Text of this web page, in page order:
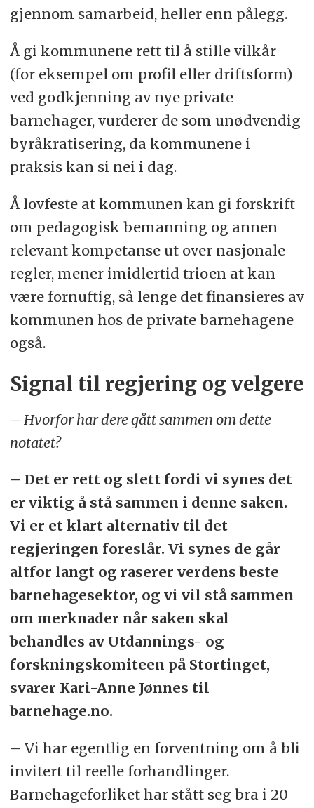
gjennom samarbeid, heller enn pålegg.
Å gi kommunene rett til å stille vilkår
(for eksempel om profil eller driftsform)
ved godkjenning av nye private
barnehager, vurderer de som unødvendig
byråkratisering, da kommunene i
praksis kan si nei i dag.
Å lovfeste at kommunen kan gi forskrift
om pedagogisk bemanning og annen
relevant kompetanse ut over nasjonale
regler, mener imidlertid trioen at kan
være fornuftig, så lenge det finansieres av
kommunen hos de private barnehagene
også.
Signal til regjering og velgere
– Hvorfor har dere gått sammen om dette
notatet?
– Det er rett og slett fordi vi synes det
er viktig å stå sammen i denne saken.
Vi er et klart alternativ til det
regjeringen foreslår. Vi synes de går
altfor langt og raserer verdens beste
barnehagesektor, og vi vil stå sammen
om merknader når saken skal
behandles av Utdannings- og
forskningskomiteen på Stortinget,
svarer Kari-Anne Jønnes til
barnehage.no.
– Vi har egentlig en forventning om å bli
invitert til reelle forhandlinger.
Barnehageforliket har stått seg bra i 20